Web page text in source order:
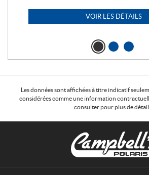
VOIR LES DÉTAILS
Les données sont affichées à titre indicatif
considérées comme une information
consulter pour plus de